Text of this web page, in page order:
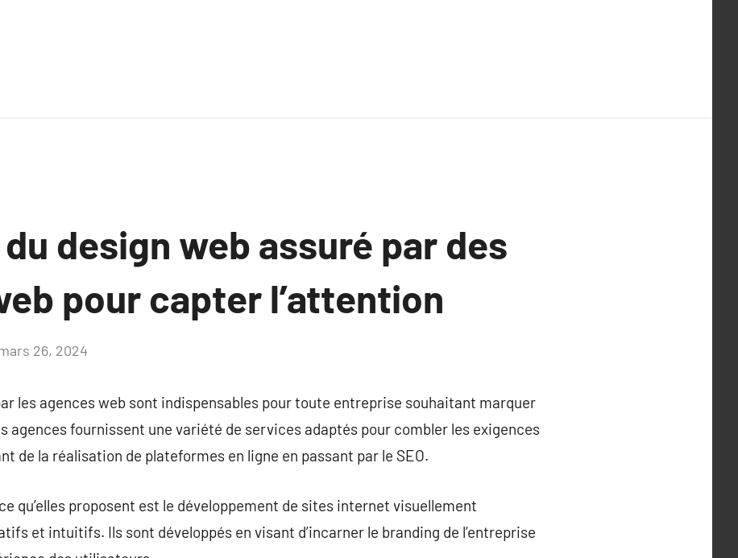
design web assuré par des
pour capter l’attention
26, 2024
les agences web sont indispensables pour toute entreprise souhaitant marquer
agences fournissent une variété de services adaptés pour combler les exigences
de la réalisation de plateformes en ligne en passant par le SEO.
qu’elles proposent est le développement de sites internet visuellement
et intuitifs. Ils sont développés en visant d’incarner le branding de l’entreprise